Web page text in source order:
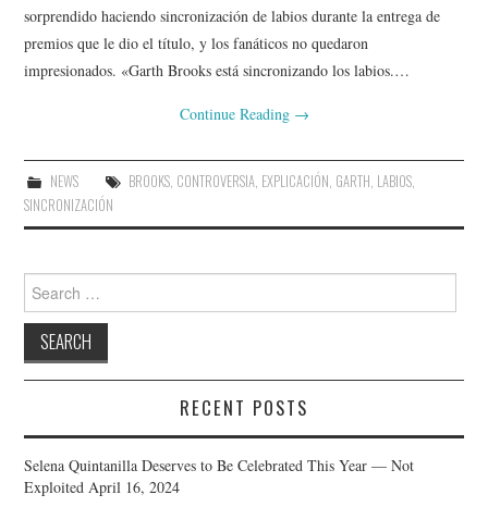
sorprendido haciendo sincronización de labios durante la entrega de
premios que le dio el título, y los fanáticos no quedaron
impresionados. «Garth Brooks está sincronizando los labios.…
Continue Reading →
NEWS BROOKS, CONTROVERSIA, EXPLICACIÓN, GARTH, LABIOS,
SINCRONIZACIÓN
Search
for:
RECENT POSTS
Selena Quintanilla Deserves to Be Celebrated This Year — Not
Exploited April 16, 2024